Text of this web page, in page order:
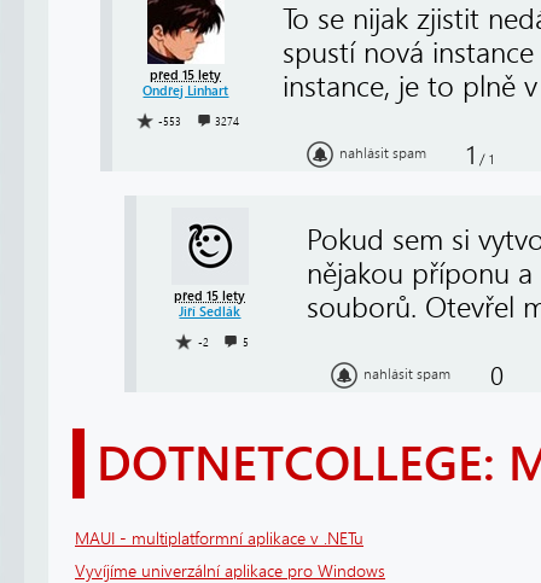
před 15 lety
Ondřej Linhart
-553 3274
To se nijak zjistit
spustí nová
instance, je to plně
nahlásit spam 1 / 1
před 15 lety
Jiří Sedlák
-2 5
Pokud sem si
nějakou příponu
souborů. Otevřel
nahlásit spam 0
DOTNETCOLLEGE:
MAUI - multiplatformní aplikace v .NETu
Vyvíjíme univerzální aplikace pro Windows